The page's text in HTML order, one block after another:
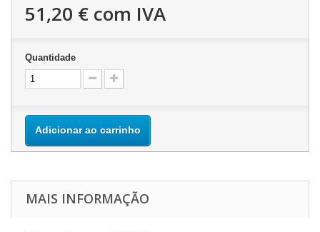
51,20 € com IVA
Quantidade
Adicionar ao carrinho
MAIS INFORMAÇÃO